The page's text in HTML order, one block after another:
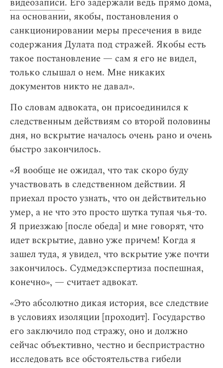
видеозаписи. Его задержали ведь прямо дома,
на основании, якобы, постановления о
санкционировании меры пресечения в виде
содержания Дулата под стражей. Якобы есть
такое постановление — сам я его не видел,
только слышал о нем. Мне никаких
документов никто не давал».
По словам адвоката, он присоединился к
следственным действиям со второй половины
дня, но вскрытие началось очень рано и очень
быстро закончилось.
«Я вообще не ожидал, что так скоро буду
участвовать в следственном действии. Я
приехал просто узнать, что он действительно
умер, а не что это просто шутка тупая чья-то.
Я приезжаю [после обеда] и мне говорят, что
идет вскрытие, давно уже причем! Когда я
зашел туда, я увидел, что вскрытие уже почти
закончилось. Судмедэкспертиза поспешная,
конечно», — считает адвокат.
«Это абсолютно дикая история, все следствие
в условиях изоляции [проходит]. Государство
его заключило под стражу, оно и должно
сейчас объективно, честно и беспристрастно
исследовать все обстоятельства гибели